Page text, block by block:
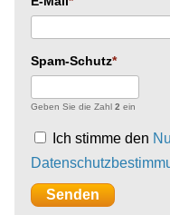
Spam-Schutz
Geben Sie die Zahl 2 ein
Ich stimme den